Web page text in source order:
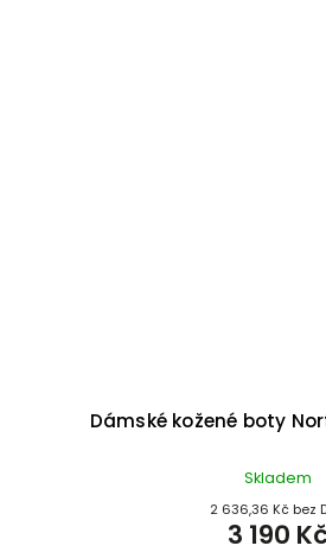
Dámské kožené boty
Skladem
2 636,36 Kč bez
3 190